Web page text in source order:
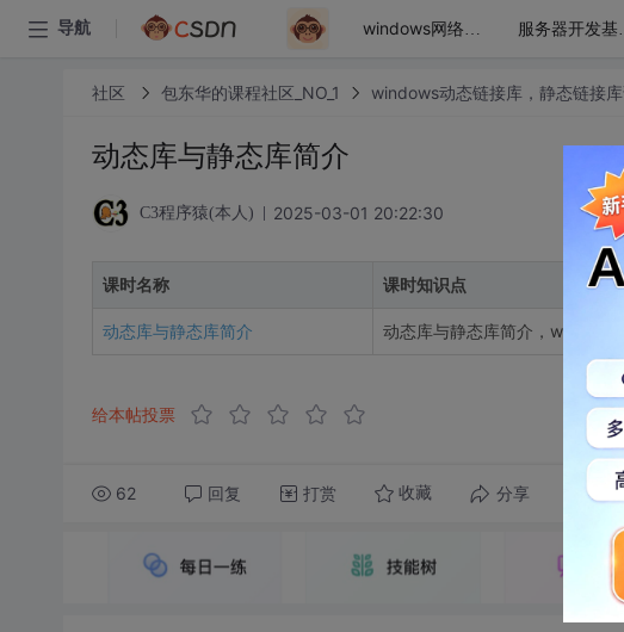
导航 windows网络编程之tcp/ip 服务
社区 包东华的课程社区_NO_1 windows动态链接库，静态链接
动态库与静态库简介
C3程序猿(本人) 2025-03-01 20:22:30
课时名称 课时知识点
动态库与静态库简介 动态库与静态库简介，windows
给本帖投票
62 回复 打赏 收藏 分享 转